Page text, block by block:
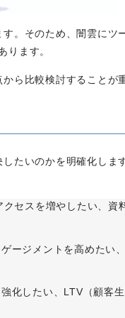
。そのため、闇雲にツ
ります。
ら比較検討することが
たいのかを明確化しま
セスを増やしたい、資
ージメントを高めたい
化したい、LTV（顧客